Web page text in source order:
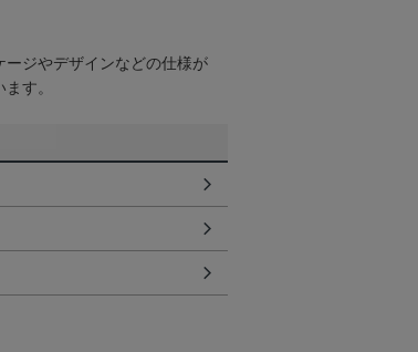
ージやデザインなどの仕様が
す。